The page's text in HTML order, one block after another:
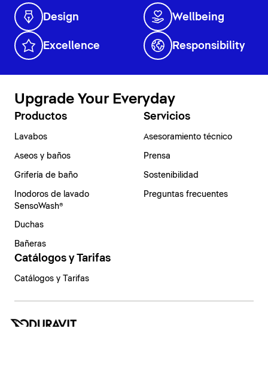
Design Wellbeing
Excellence Responsibility
Upgrade Your Everyday
Productos
Lavabos
Aseos y baños
Grifería de baño
Inodoros de lavado
SensoWash®
Duchas
Bañeras
Servicios
Asesoramiento técnico
Prensa
Sostenibilidad
Preguntas frecuentes
Catálogos y Tarifas
Catálogos y Tarifas